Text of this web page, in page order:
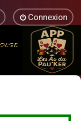
Connexion